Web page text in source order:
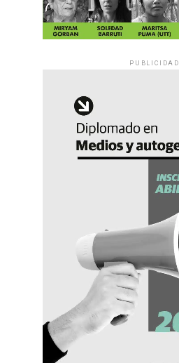
PUBLICIDAD